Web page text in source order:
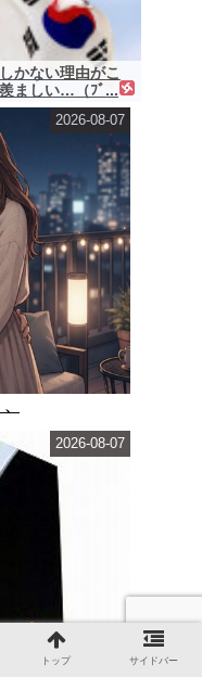
かない理由がこ
ましい…（ﾌﾞ...
2026-08-07
2026-08-07
トップ サイドバー